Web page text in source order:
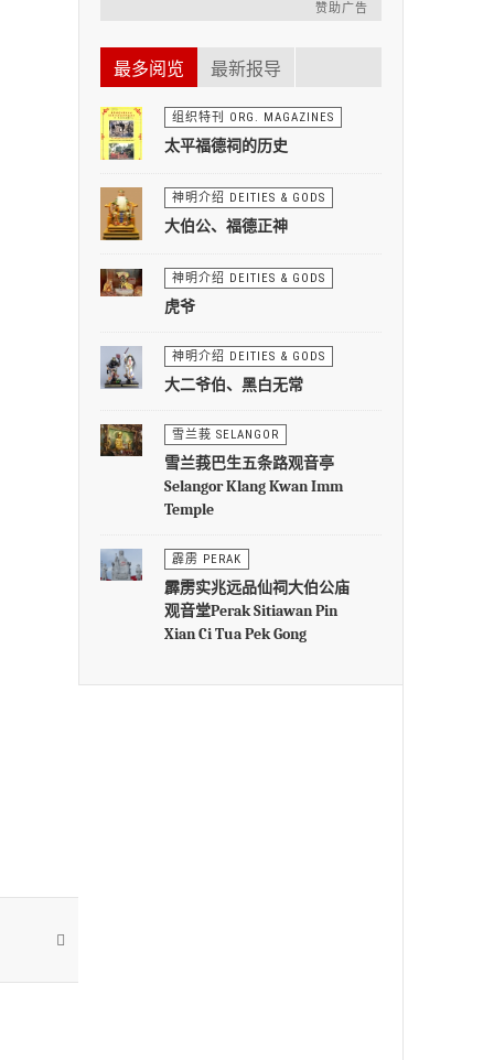
赞助广告
最多阅览 最新报导
组织特刊 ORG. MAGAZINES
太平福德祠的历史
神明介绍 DEITIES & GODS
大伯公、福德正神
神明介绍 DEITIES & GODS
虎爷
神明介绍 DEITIES & GODS
大二爷伯、黑白无常
雪兰莪 SELANGOR
雪兰莪巴生五条路观音亭
Selangor Klang Kwan Imm
Temple
霹雳 PERAK
霹雳实兆远品仙祠大伯公庙
观音堂Perak Sitiawan Pin
Xian Ci Tua Pek Gong